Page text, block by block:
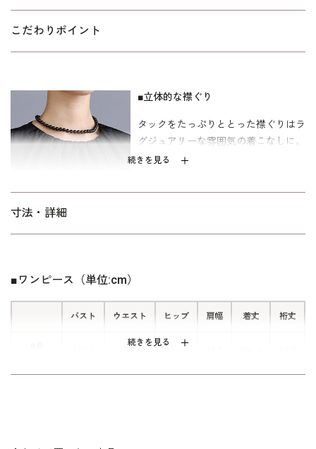
アールデコなグラフィカルモチーフをふくれジャカードで表現し
た価値観の高いモダンなワンピース。タックをたっぷりととった
喪のシーンからお祝いのシーンまで様々なオケージョンに対応可
能です。
漆黒の生地なので、ご葬儀やお別れの会、家族葬にもおすすめ。
シーズンによっては、卒業式・卒園式礼服、お食事会などのシー
たキュプラ素材。ミセス（40代～）向け｢少しゆったり｣パターン
で、「標準」に比べて腕回り、ウエストを中心にゆとりのある寸
こだわりポイント
続きを見る
■立体的な襟ぐり
タックをたっぷりととった襟ぐりはラ
グジュアリーな雰囲気の着こなしに。
寸法・詳細
続きを見る
■ワンピース（単位:cm）
バスト ウエスト ヒップ 肩幅 着丈 裄丈